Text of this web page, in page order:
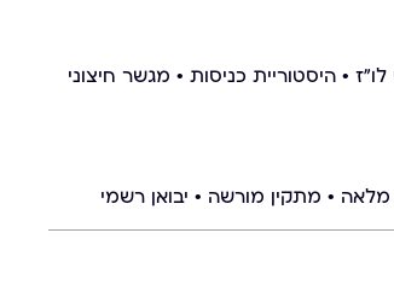
• היסטוריית כניסות • מגשר חיצוני
• מתקין מורשה • יבואן רשמי